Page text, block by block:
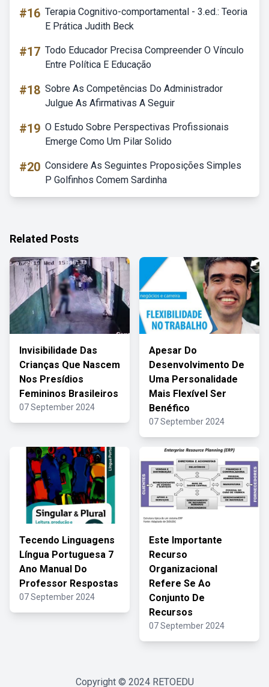
#16 Terapia Cognitivo-comportamental - 3.ed.: Teoria
E Prática Judith Beck
#17 Todo Educador Precisa Compreender O Vínculo
Entre Política E Educação
#18 Sobre As Competências Do Administrador
Julgue As Afirmativas A Seguir
#19 O Estudo Sobre Perspectivas Profissionais
Emerge Como Um Pilar Solido
#20 Considere As Seguintes Proposições Simples
P Golfinhos Comem Sardinha
Related Posts
Invisibilidade Das
Crianças Que Nascem
Nos Presídios
Femininos Brasileiros
07 September 2024
Apesar Do
Desenvolvimento De
Uma Personalidade
Mais Flexível Ser
Benéfico
07 September 2024
Tecendo Linguagens
Língua Portuguesa 7
Ano Manual Do
Professor Respostas
07 September 2024
Este Importante
Recurso
Organizacional
Refere Se Ao
Conjunto De
Recursos
07 September 2024
Copyright © 2024 RETOEDU